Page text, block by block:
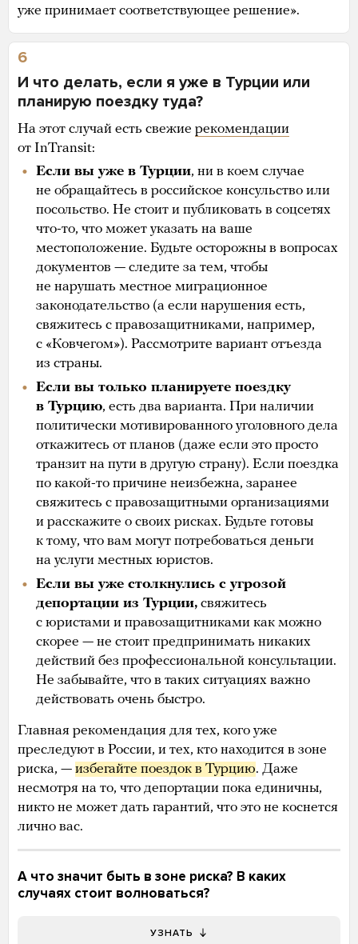
уже принимает соответствующее решение».
6
И что делать, если я уже в Турции или
планирую поездку туда?
На этот случай есть свежие рекомендации
от InTransit:
Если вы уже в Турции, ни в коем случае
не обращайтесь в российское консульство или
посольство. Не стоит и публиковать в соцсетях
что-то, что может указать на ваше
местоположение. Будьте осторожны в вопросах
документов — следите за тем, чтобы
не нарушать местное миграционное
законодательство (а если нарушения есть,
свяжитесь с правозащитниками, например,
с «Ковчегом»). Рассмотрите вариант отъезда
из страны.
Если вы только планируете поездку
в Турцию, есть два варианта. П ри наличии
политически мотивированного уголовного дела
откажитесь от планов (даже если это просто
транзит на пути в другую страну). Если поездка
по какой-то причине неизбежна, заранее
свяжитесь с правозащитными организациями
и расскажите о своих рисках. Будьте готовы
к тому, что вам могут потребоваться деньги
на услуги местных юристов.
Если вы уже столкнулись с угрозой
депортации из Турции, свяжитесь
с юристами и правозащитниками как можно
скорее — не стоит предпринимать никаких
действий без профессиональной консультации.
Не забывайте, что в таких ситуациях важно
действовать очень быстро.
Главная рекомендация для тех, кого уже
преследуют в России, и тех, кто находится в зоне
риска, — избегайте поездок в Турцию. Даже
несмотря на то, что депортации пока единичны,
никто не может дать гарантий, что это не коснется
лично вас.
А что значит быть в зоне риска? В каких
случаях стоит волноваться?
УЗНАТЬ